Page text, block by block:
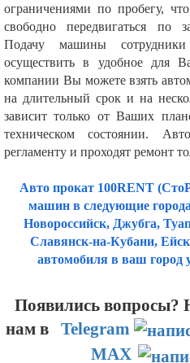
ограничениями по пробегу,
свободно передвигаться по
Подачу машины
осуществить в удобное для
компании Вы можете взять
на длительный срок и на
зависит только от Ваших
техническом состоянии.
регламенту и проходят ремонт
Авто прокат 100RENT
машин в следующие
Новороссийск, Джубга,
Славянск-на-Кубани,
автомобиля в ваш город
Появились вопросы?
нам в Telegram
MAX